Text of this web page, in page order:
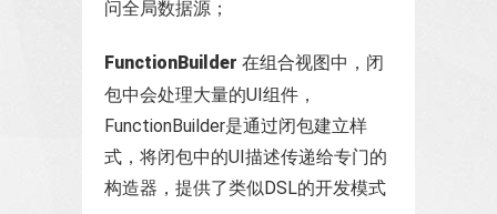
问全局数据源；
FunctionBuilder 在组合视图中，闭
包中会处理大量的UI组件，
FunctionBuilder是通过闭包建立样
式，将闭包中的UI描述传递给专门的
构造器，提供了类似DSL的开发模式